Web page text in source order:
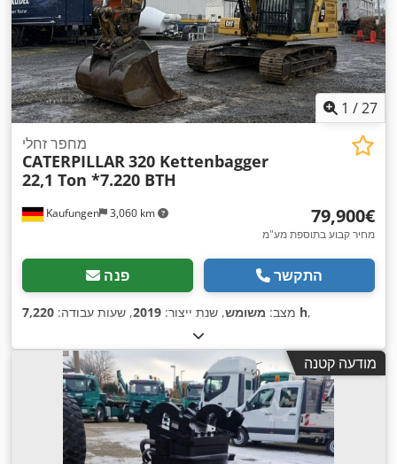
1 /27
Kaufungen 3,060 km
מחפר זחלי
CATERPILLAR320 Kettenbagger
22,1 Ton *7.220 BTH
‏79,900 ‏€
מחיר קבוע בתוספת מע"מ
פנה התקשר
מצב: משומש, שנת ייצור: 2019, שעות עבודה: 7,220 h,
מודעה קטנה